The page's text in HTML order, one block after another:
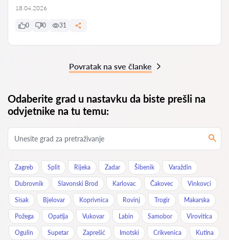
18.04.2026
0 0 31
Povratak na sve članke
Odaberite grad u nastavku da biste prešli na
odvjetnike na tu temu:
Zagreb Split Rijeka Zadar Šibenik Varaždin
Dubrovnik Slavonski Brod Karlovac Čakovec Vinkovci
Sisak Bjelovar Koprivnica Rovinj Trogir Makarska
Požega Opatija Vukovar Labin Samobor Virovitica
Ogulin Supetar Zaprešić Imotski Crikvenica Kutina